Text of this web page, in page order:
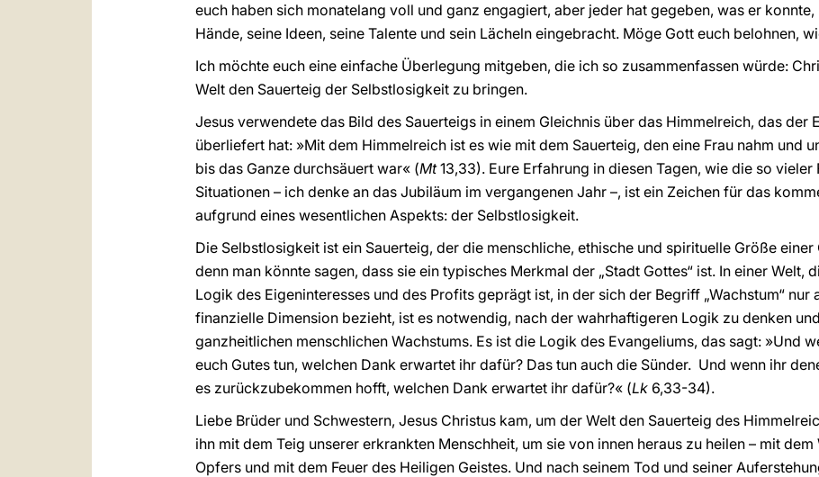
euch haben sich monatelang voll und ganz engagiert, aber jeder hat gegeben, was er
Hände, seine Ideen, seine Talente und sein Lächeln eingebracht. Möge Gott euch belohnen,
Ich möchte euch eine einfache Überlegung mitgeben, die ich so zusammenfassen würde:
Welt den Sauerteig der Selbstlosigkeit zu bringen.
Jesus verwendete das Bild des Sauerteigs in einem Gleichnis über das Himmelreich, das der
überliefert hat: »Mit dem Himmelreich ist es wie mit dem Sauerteig, den eine Frau nahm und
bis das Ganze durchsäuert war« (Mt13,33). Eure Erfahrung in diesen Tagen, wie die so
Situationen – ich denke an das Jubiläum im vergangenen Jahr –, ist ein Zeichen für das
aufgrund eines wesentlichen Aspekts: der Selbstlosigkeit.
Die Selbstlosigkeit ist ein Sauerteig, der die menschliche, ethische und spirituelle Größe einer
denn man könnte sagen, dass sie ein typisches Merkmal der „Stadt Gottes“ ist. In einer Welt,
Logik des Eigeninteresses und des Profits geprägt ist, in der sich der Begriff „Wachstum“
finanzielle Dimension bezieht, ist es notwendig, nach der wahrhaftigeren Logik zu denken
ganzheitlichen menschlichen Wachstums. Es ist die Logik des Evangeliums, das sagt: »Und
euch Gutes tun, welchen Dank erwartet ihr dafür? Das tun auch die Sünder. Und wenn ihr
es zurückzubekommen hofft, welchen Dank erwartet ihr dafür?« (Lk 6,33-34).
Liebe Brüder und Schwestern, Jesus Christus kam, um der Welt den Sauerteig des
ihn mit dem Teig unserer erkrankten Menschheit, um sie von innen heraus zu heilen – mit
Opfers und mit dem Feuer des Heiligen Geistes. Und nach seinem Tod und seiner